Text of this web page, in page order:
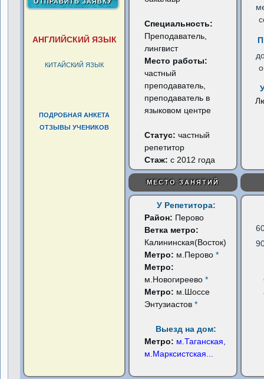
АНГЛИЙСКИЙ ЯЗЫК
КИТАЙСКИЙ ЯЗЫК
ПОДРОБНАЯ АНКЕТА
ОТЗЫВЫ УЧЕНИКОВ
Специальность:
Преподаватель,
лингвист
Место работы:
частный
преподаватель,
преподаватель в
языковом центре
Статус:частный
репетитор
Стаж: с 2012 года
МЕСТО ЗАНЯТИЙ
У Репетитора:
Район: Перово
Ветка метро:
Калининская(Восток)
Метро: м.Перово*
Метро:
м.Новогиреево*
Метро: м.Шоссе
Энтузиастов*
Выезд на дом:
Метро: м.Таганская,
м.Марксистская